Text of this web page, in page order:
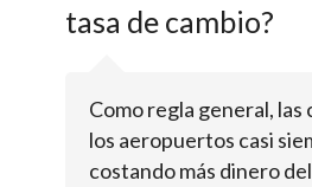
tasa de cambio?
Como regla general, las
los aeropuertos casi
costando más dinero